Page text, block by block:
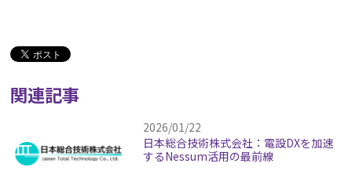
関連記事
2026/01/22
日本総合技術株式会社：電設DXを加速
するNessum活用の最前線